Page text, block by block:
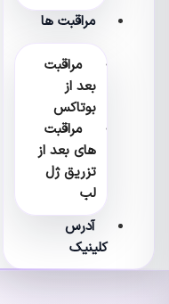
مراقبت ها
مراقبت
بعد از
بوتاکس
مراقبت
های بعد از
تزریق ژل
لب
آدرس
کلینیک